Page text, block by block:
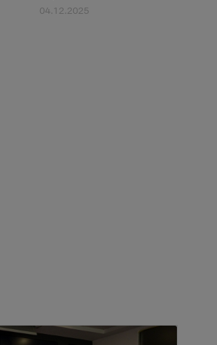
04.12.2025